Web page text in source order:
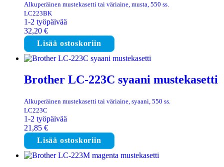
Alkuperäinen mustekasetti tai väriaine, musta, 550 ss.
LC223BK
1-2 työpäivää
32,20 €
Lisää ostoskoriin
Brother LC-223C syaani mustekasetti
Alkuperäinen mustekasetti tai väriaine, syaani, 550 ss.
LC223C
1-2 työpäivää
21,85 €
Lisää ostoskoriin